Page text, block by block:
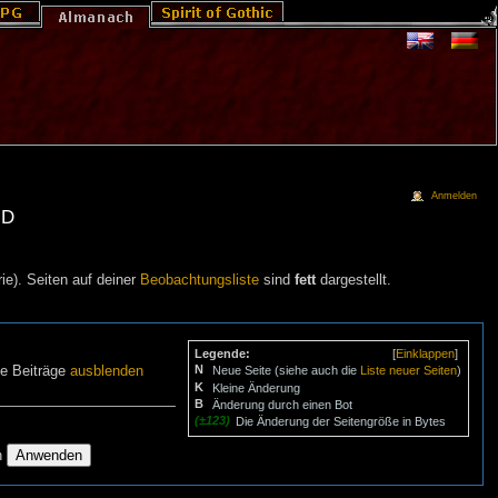
Seiten auf deiner Beobachtungslistesind fettdargestellt.
[Einklappen]
Legende:
N
Neue Seite (siehe auch die Liste neuer Seiten)
K
Kleine Änderung
B
Änderung durch einen Bot
(±123) Die Änderung der Seitengröße in Bytes
Beiträgeausblenden
Anmelden